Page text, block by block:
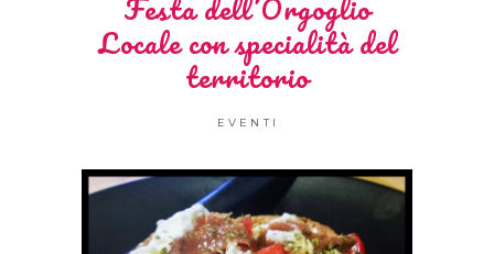
Locale con specialità del
territorio
EVENTI